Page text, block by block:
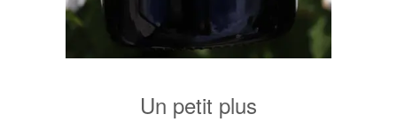
Un petit plus